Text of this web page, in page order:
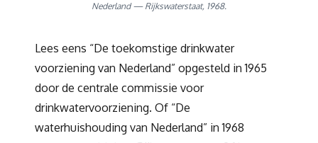
Nederland — Rijkswaterstaat, 1968.
Lees eens “De toekomstige drinkwater
voorziening van Nederland” opgesteld in 1965
door de centrale commissie voor
drinkwatervoorziening. Of “De
waterhuishouding van Nederland” in 1968